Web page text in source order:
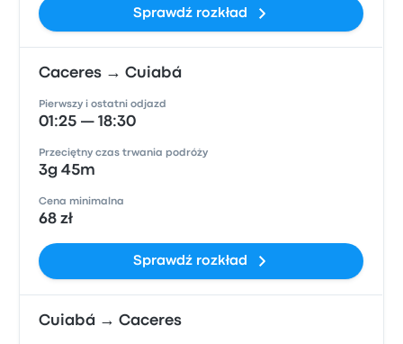
Sprawdź rozkład
Caceres → Cuiabá
Pierwszy i ostatni odjazd
01:25 — 18:30
Przeciętny czas trwania podróży
3g 45m
Cena minimalna
68 zł
Sprawdź rozkład
Cuiabá → Caceres